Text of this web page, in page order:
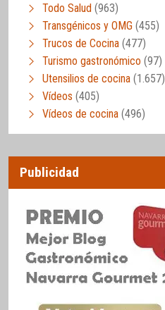
Todo Salud (963)
Transgénicos y OMG (455)
Trucos de Cocina (477)
Turismo gastronómico (97)
Utensilios de cocina (1.657)
Vídeos (405)
Vídeos de cocina (496)
Publicidad